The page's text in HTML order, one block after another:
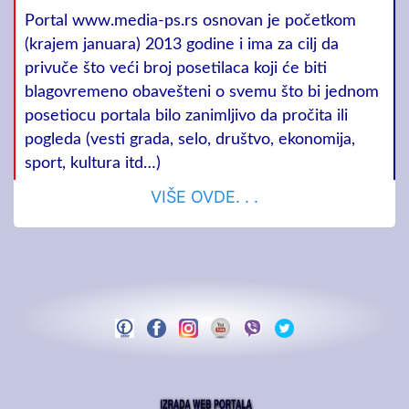
Portal www.media-ps.rs osnovan je početkom
(krajem januara) 2013 godine i ima za cilj da
privuče što veći broj posetilaca koji će biti
blagovremeno obavešteni o svemu što bi jednom
posetiocu portala bilo zanimljivo da pročita ili
pogleda (vesti grada, selo, društvo, ekonomija,
sport, kultura itd…)
VIŠE OVDE. . .